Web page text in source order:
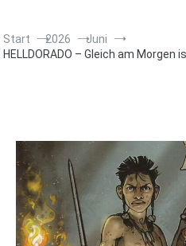
Start 2026
Juni
HELLDORADO – Gleich am Morgen